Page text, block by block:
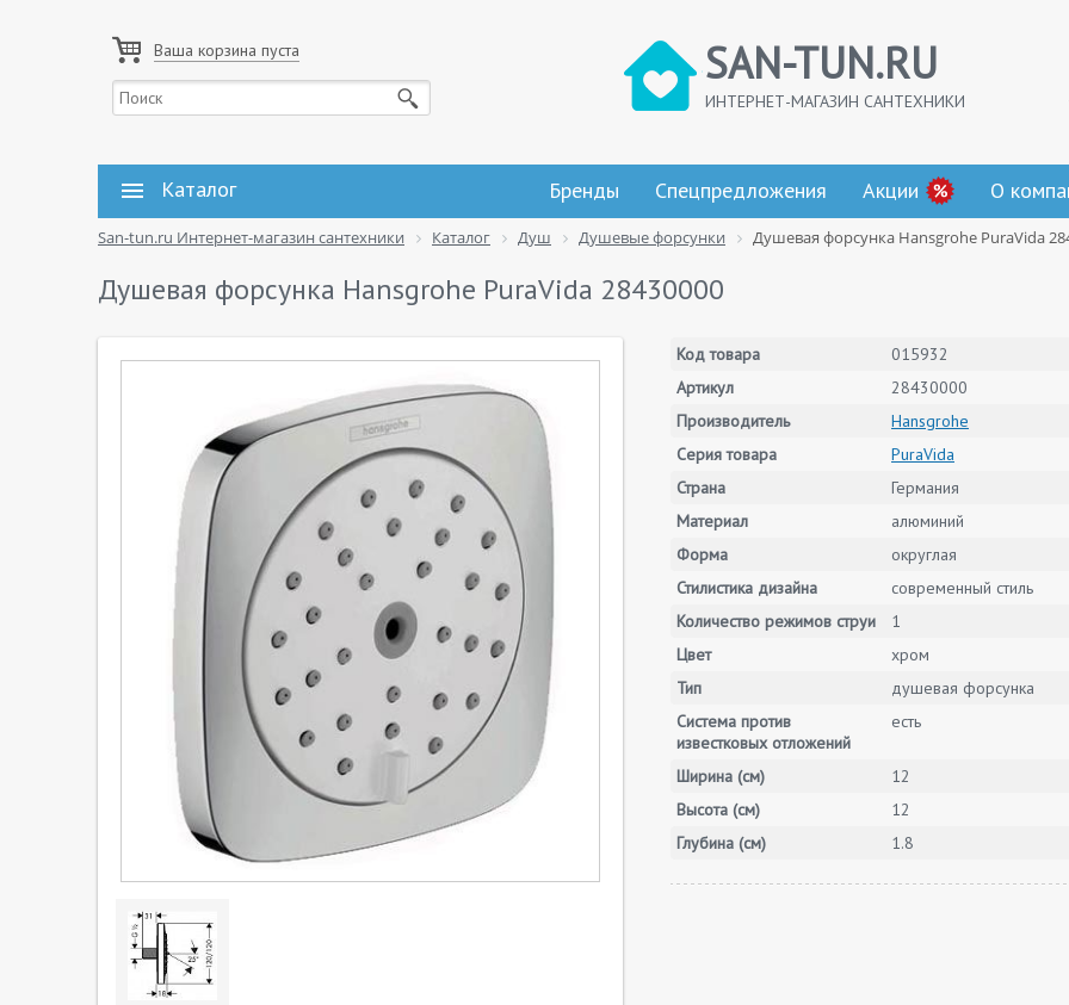
Ваша корзина пуста SAN-TUN.RU
ИНТЕРНЕТ-МАГАЗИН САНТЕХНИКИ
Каталог Бренды Спецпредложения Акции О
San-tun.ru Интернет-магазин сантехники Каталог Душ Душевые форсунки Душевая форсунка Hansgrohe PuraVida
Душевая форсунка Hansgrohe PuraVida 28430000
Код товара
015932
Артикул
28430000
Производитель
Hansgrohe
Серия товара
PuraVida
Страна
Германия
Материал
алюминий
Форма
округлая
Стилистика дизайна
современный стиль
Количество режимов струи
1
Цвет
хром
Тип
душевая форсунка
Система против
известковых отложений
есть
Ширина (см)
12
Высота (см)
12
Глубина (см)
1.8